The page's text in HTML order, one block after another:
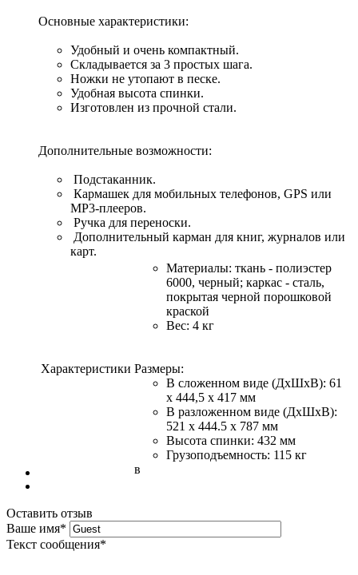
Основные характеристики:
Удобный и очень компактный.
Складывается за 3 простых шага.
Ножки не утопают в песке.
Удобная высота спинки.
Изготовлен из прочной стали.
Дополнительные возможности:
Подстаканник.
Кармашек для мобильных телефонов, GPS или
MP3-плееров.
Ручка для переноски.
Дополнительный карман для книг, журналов или
карт.
Характеристики
Материалы: ткань - полиэстер
6000, черный; каркас - сталь,
покрытая черной порошковой
краской
Вес: 4 кг
Размеры:
В сложенном виде (ДхШхВ): 61
x 444,5 x 417 мм
В разложенном виде (ДхШхВ):
521 x 444.5 x 787 мм
Высота спинки: 432 мм
Грузоподъемность: 115 кг
в
Оставить отзыв
Ваше имя*
Текст сообщения*